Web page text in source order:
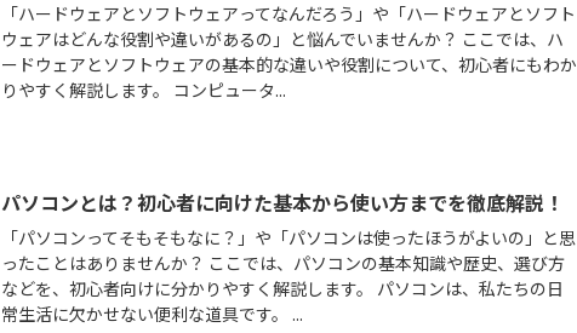
「ハードウェアとソフトウェアってなんだろう」や「ハードウェアとソフト
ウェアはどんな役割や違いがあるの」と悩んでいませんか？ ここでは、ハ
ードウェアとソフトウェアの基本的な違いや役割について、初心者にもわか
りやすく解説します。 コンピュータ...
パソコンとは？初心者に向けた基本から使い方までを徹底解説！
「パソコンってそもそもなに？」や「パソコンは使ったほうがよいの」と思
ったことはありませんか？ ここでは、パソコンの基本知識や歴史、選び方
などを、初心者向けに分かりやすく解説します。 パソコンは、私たちの日
常生活に欠かせない便利な道具です。 ...